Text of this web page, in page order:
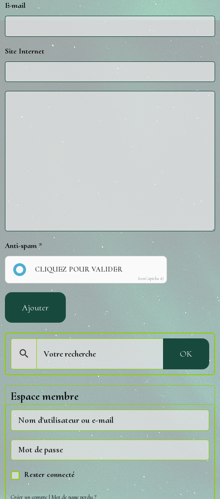
E-mail
Site Internet
Anti-spam
CLIQUEZ POUR VALIDER
IconCaptcha ©
Ajouter
OK
Espace membre
Rester connecté
Créer un compte | Mot de passe perdu ?